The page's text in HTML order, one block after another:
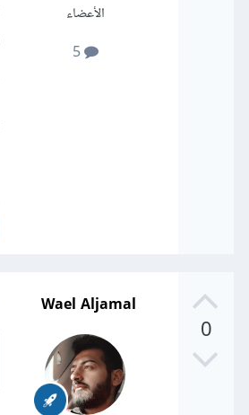
الأعضاء
5
0
Wael Aljamal